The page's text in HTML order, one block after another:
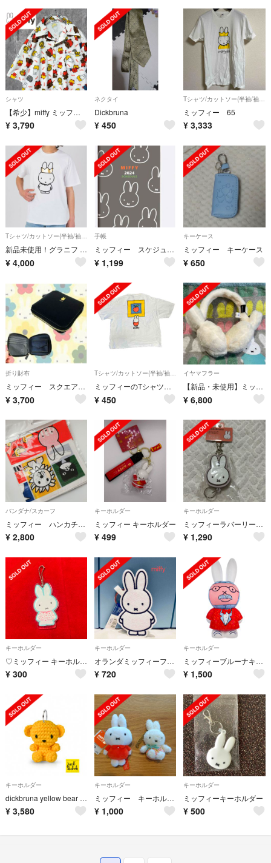
シャツ
【希少】miffy ミッフィー アロハシャツ 総柄 開襟 オーバーサイズ
¥ 3,790
ネクタイ
Dickbruna
¥ 450
Tシャツ/カットソー(半袖/袖なし)
ミッフィー 65
¥ 3,333
Tシャツ/カットソー(半袖/袖なし)
新品未使用！グラニフ ミッフィー クラウン ホワイト Tシャツ Lサイズ
¥ 4,000
手帳
ミッフィー スケジュール帳
¥ 1,199
キーケース
ミッフィー キーケース
¥ 650
折り財布
ミッフィー スクエアウォレット Black
¥ 3,700
Tシャツ/カットソー(半袖/袖なし)
ミッフィーのTシャツ Mサイズ 白 メンズ ☆即購入OK！☆
¥ 450
イヤマフラー
【新品・未使用】ミッフィー 耳あて イヤーマフラー OPAQUE.CLIP
¥ 6,800
バンダナ/スカーフ
ミッフィー ハンカチ スカーフ バンダナ うさこちゃん カラフル 動物 アニマル
¥ 2,800
キーホルダー
ミッフィー キーホルダー
¥ 499
キーホルダー
ミッフィーラバーリールキーホルダー
¥ 1,290
キーホルダー
♡ミッフィー キーホルダー
¥ 300
キーホルダー
オランダミッフィーフェルト製キーリングキーホルダーホワイト nijntjeうさぎ
¥ 720
キーホルダー
ミッフィーブルーナキーホルダーmiffy art parade 60周年オランダ
¥ 1,500
キーホルダー
dickbruna yellow bear keychain justdutch
¥ 3,580
キーホルダー
ミッフィー キーホルダー ぬいぐるみ
¥ 1,000
キーホルダー
ミッフィーキーホルダー
¥ 500